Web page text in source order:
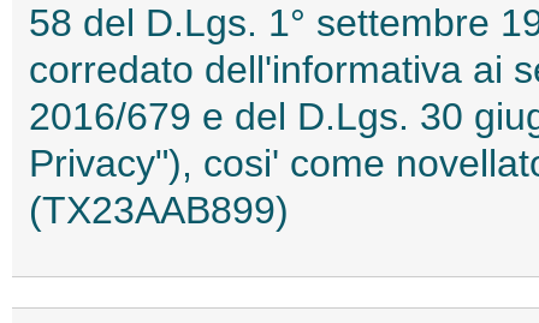
58 del D.Lgs. 1° settembre
corredato dell'informativa ai
2016/679 e del D.Lgs. 30
Privacy"), cosi' come
(TX23AAB899)